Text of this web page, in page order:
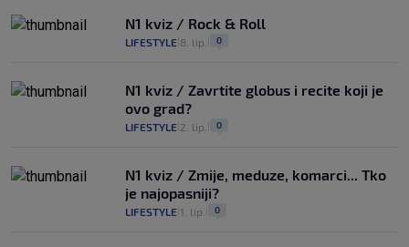
N1 kviz / Rock & Roll
LIFESTYLE 8. lip. 0
N1 kviz / Zavrtite globus i recite koji je
ovo grad?
LIFESTYLE 2. lip. 0
N1 kviz / Zmije, meduze, komarci... Tko
je najopasniji?
LIFESTYLE 1. lip. 0